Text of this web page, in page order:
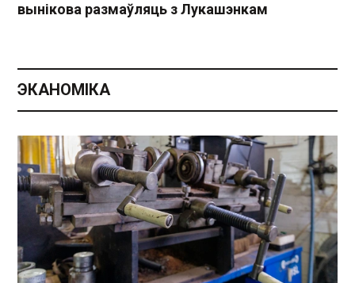
вынікова размаўляць з Лукашэнкам
ЭКАНОМІКА